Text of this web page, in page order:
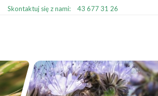
Skontaktuj się z nami: 43 677 31 26